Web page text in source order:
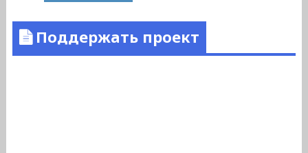
Поддержать проект